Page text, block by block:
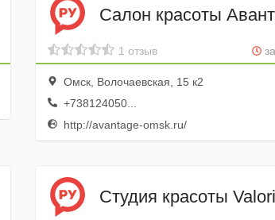
Салон красоты
1 отзыв
Омск, Волочаевская, 15 к2
+738124050...
http://avantage-omsk.ru/
Студия красоты Valori